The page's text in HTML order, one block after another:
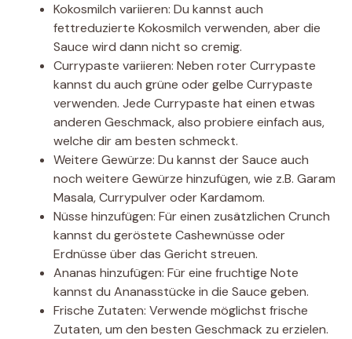
Kokosmilch variieren: Du kannst auch
fettreduzierte Kokosmilch verwenden, aber die
Sauce wird dann nicht so cremig.
Currypaste variieren: Neben roter Currypaste
kannst du auch grüne oder gelbe Currypaste
verwenden. Jede Currypaste hat einen etwas
anderen Geschmack, also probiere einfach aus,
welche dir am besten schmeckt.
Weitere Gewürze: Du kannst der Sauce auch
noch weitere Gewürze hinzufügen, wie z.B. Garam
Masala, Currypulver oder Kardamom.
Nüsse hinzufügen: Für einen zusätzlichen Crunch
kannst du geröstete Cashewnüsse oder
Erdnüsse über das Gericht streuen.
Ananas hinzufügen: Für eine fruchtige Note
kannst du Ananasstücke in die Sauce geben.
Frische Zutaten: Verwende möglichst frische
Zutaten, um den besten Geschmack zu erzielen.